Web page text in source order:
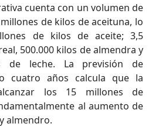
cuenta con un volumen de
de kilos de aceituna, lo
de kilos de aceite; 3,5
500.000 kilos de almendra y
leche. La previsión de
cuatro años calcula que la
los 15 millones de
al aumento de
almendro.